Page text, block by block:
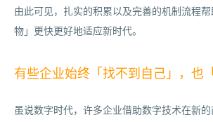
由此可见，扎实的积累以及完善的机制流程
物」更快更好地适应新时代。
有些企业始终「找不到自己」，也
虽说数字时代，许多企业借助数字技术在新